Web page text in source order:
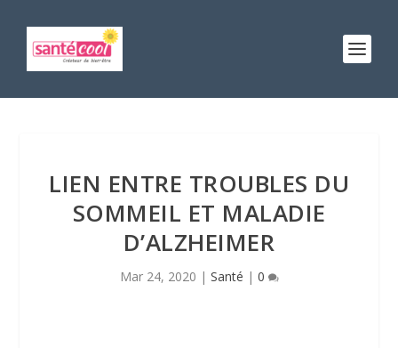
LIEN ENTRE TROUBLES DU
SOMMEIL ET MALADIE
D’ALZHEIMER
Mar 24, 2020 | Santé | 0